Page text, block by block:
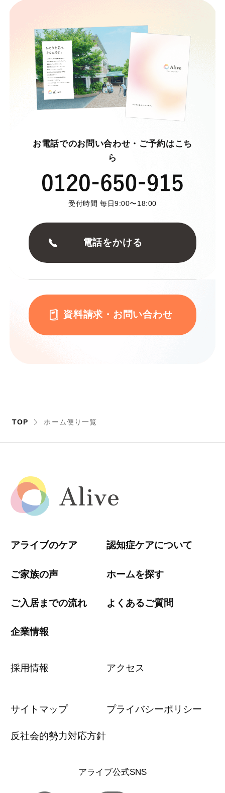
お電話でのお問い合わせ・ご予約はこち
ら
受付時間 毎日9:00〜18:00
電話をかける
資料請求・お問い合わせ
TOP ホーム便り一覧
アライブのケア 認知症ケアについて
ご家族の声 ホームを探す
ご入居までの流れ よくあるご質問
企業情報
採用情報 アクセス
サイトマップ プライバシーポリシー
反社会的勢力対応方針
アライブ公式SNS